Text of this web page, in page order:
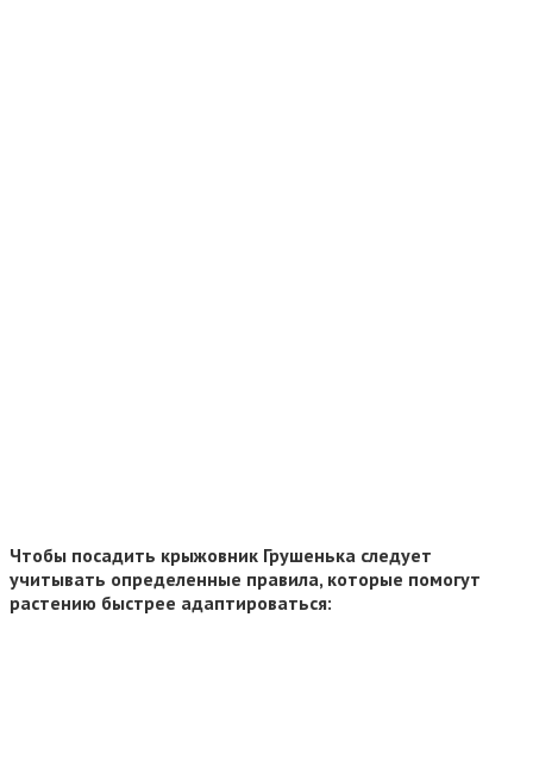
Чтобы посадить крыжовник Грушенька следует
учитывать определенные правила, которые помогут
растению быстрее адаптироваться: